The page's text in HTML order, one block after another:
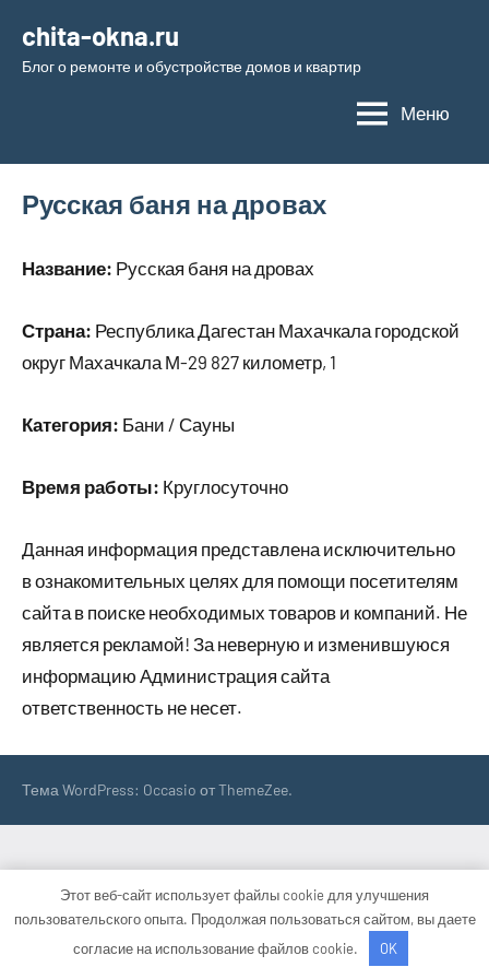
содержимому
chita-okna.ru
Блог о ремонте и обустройстве домов и квартир
Меню
Русская баня на дровах
Название: Русская баня на дровах
Страна: Республика Дагестан Махачкала городской
округ Махачкала М-29 827 километр, 1
Категория: Бани / Сауны
Время работы: Круглосуточно
Данная информация представлена исключительно
в ознакомительных целях для помощи посетителям
сайта в поиске необходимых товаров и компаний. Не
является рекламой! За неверную и изменившуюся
информацию Администрация сайта
ответственность не несет.
Тема WordPress: Occasio от ThemeZee.
Этот веб-сайт использует файлы cookie для улучшения
пользовательского опыта. Продолжая пользоваться сайтом, вы даете
согласие на использование файлов cookie.
OK